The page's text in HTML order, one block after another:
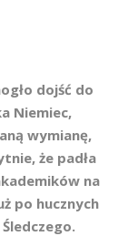
dojść do
Niemiec,
wymianę,
że padła
na
po hucznych